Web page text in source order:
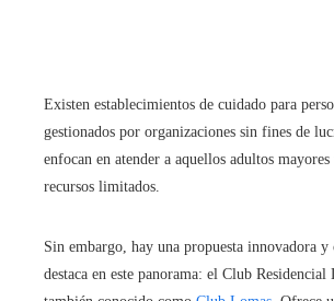
Existen establecimientos de cuidado para
gestionados por organizaciones sin fines de
enfocan en atender a aquellos adultos
recursos limitados.
Sin embargo, hay una propuesta innovadora y
destaca en este panorama: el Club Residencial